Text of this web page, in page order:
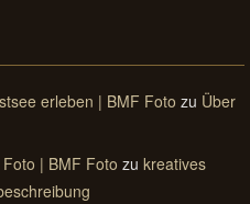
erleben | BMF Foto zu Über
| BMF Foto zu kreatives